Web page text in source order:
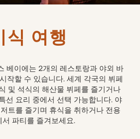
식 여행
베이에는 2개의 레스토랑과 야외 바
작할 수 있습니다. 세계 각국의 뷔페
및 석식의 해산물 뷔페를 즐기거나
선 요리 중에서 선택 가능합니다. 야
트를 즐기며 휴식을 취하거나 전용